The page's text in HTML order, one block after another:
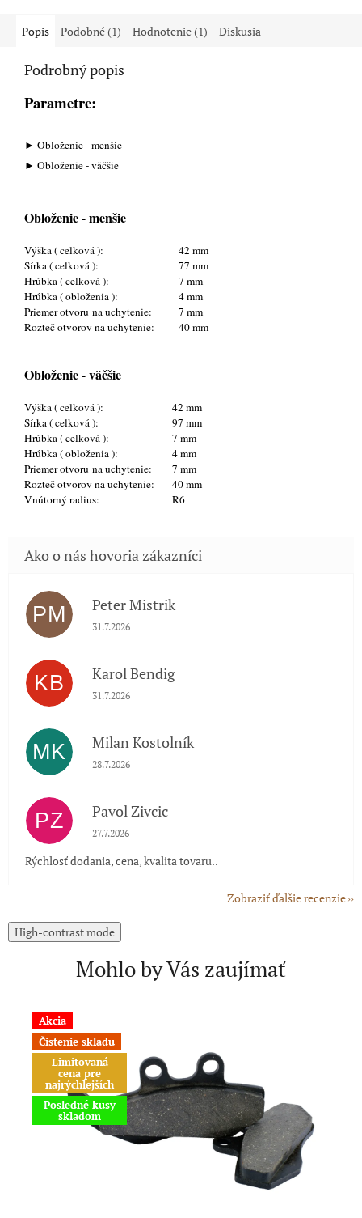
Popis Podobné (1) Hodnotenie (1) Diskusia
Podrobný popis
Parametre:
► Obloženie - menšie
► Obloženie - väčšie
Obloženie - menšie
Výška ( celková ):
42 mm
Šírka ( celková ):
77 mm
Hrúbka ( celková ):
7 mm
Hrúbka ( obloženia ):
4 mm
Priemer otvoru na uchytenie:
7 mm
Rozteč otvorov na uchytenie:
40 mm
Obloženie - väčšie
Výška ( celková ):
42 mm
Šírka ( celková ):
97 mm
Hrúbka ( celková ):
7 mm
Hrúbka ( obloženia ):
4 mm
Priemer otvoru na uchytenie:
7 mm
Rozteč otvorov na uchytenie:
40 mm
Vnútorný radius:
R6
PM Peter Mistrik
Hodnotenie obchodu je 5 z 5 hviezdičiek.
31.7.2026
KB Karol Bendig
Hodnotenie obchodu je 5 z 5 hviezdičiek.
31.7.2026
MK Milan Kostolník
Hodnotenie obchodu je 5 z 5 hviezdičiek.
28.7.2026
PZ Pavol Zivcic
Hodnotenie obchodu je 5 z 5 hviezdičiek.
27.7.2026
Rýchlosť dodania, cena, kvalita tovaru..
Zobraziť ďalšie recenzie
High-contrast mode
Mohlo by Vás zaujímať
Akcia
Čistenie skladu
Limitovaná
cena pre
najrýchlejších
Posledné kusy
skladom